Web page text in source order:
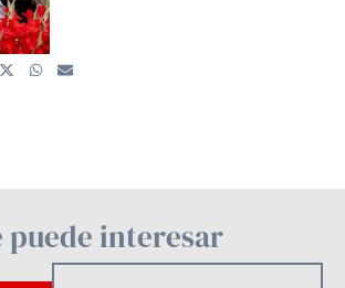
puede interesar